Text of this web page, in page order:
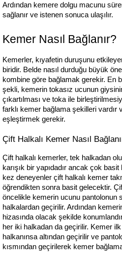
Ardından kemere dolgu macunu
sağlanır ve istenen sonuca ulaşılır.
Kemer Nasıl Bağlanır?
Kemerler, kıyafetin duruşunu
biridir. Belde nasıl durduğu büyük
kombine göre bağlamak gerekir. En
şekli, kemerin tokasız ucunun
çıkartılması ve toka ile
farklı kemer bağlama şekilleri vardır
eşleştirmek gerekir.
Çift Halkalı Kemer Nasıl
Çift halkalı kemerler, tek halkadan
karışık bir yapıdadır ancak çok
kez deneyenler çift halkalı kemer
öğrendikten sonra basit gelecektir.
öncelikle kemerin ucunu pantolonun
halkalardan geçirilir. Ardından
hizasında olacak şekilde
her iki halkadan da geçirilir. Kemer
halkanınsa altından geçirilir ve
kısmından geçirilerek kemer